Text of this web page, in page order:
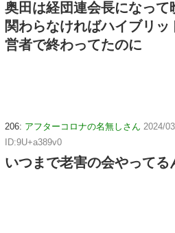
奥田は経団連会長になって
関わらなければハイブリ
営者で終わってたのに
206: アフターコロナの名無しさん 2024/
ID:9U+a389v0
いつまで老害の会やってる